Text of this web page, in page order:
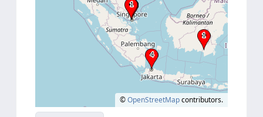
©OpenStreetMapcontributors.